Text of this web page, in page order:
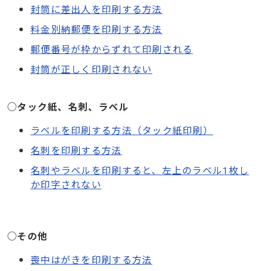
封筒に差出人を印刷する方法
料金別納郵便を印刷する方法
郵便番号が枠からずれて印刷される
封筒が正しく印刷されない
○タック紙、名刺、ラベル
ラベルを印刷する方法（タック紙印刷）
名刺を印刷する方法
名刺やラベルを印刷すると、左上のラベル1枚し
か印字されない
○その他
喪中はがきを印刷する方法